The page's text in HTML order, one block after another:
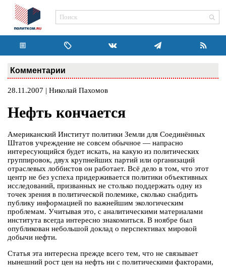
Комментарии
28.11.2007 | Николай Пахомов
Нефть кончается
Американский Институт политики Земли для Соединённых
Штатов учреждение не совсем обычное — напрасно
интересующийся будет искать, на какую из политических
группировок, двух крупнейших партий или организаций
отраслевых лоббистов он работает. Всё дело в том, что этот
центр не без успеха придерживается политики объективных
исследований, призванных не столько поддержать одну из
точек зрения в политической полемике, сколько снабдить
публику информацией по важнейшим экологическим
проблемам. Учитывая это, с аналитическими материалами
института всегда интересно знакомиться. В ноябре был
опубликован небольшой доклад о перспективах мировой
добычи нефти.
Статья эта интересна прежде всего тем, что не связывает
нынешний рост цен на нефть ни с политическими факторами,